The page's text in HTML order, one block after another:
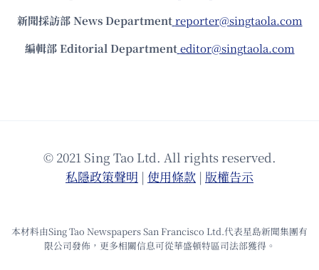
新聞採訪部 News Department reporter@singtaola.com
編輯部 Editorial Department editor@singtaola.com
© 2021 Sing Tao Ltd. All rights reserved.
私隱政策聲明 | 使⽤條款 | 版權告⽰
本材料由Sing Tao Newspapers San Francisco Ltd.代表星島新聞集團有
限公司發佈，更多相關信息可從華盛頓特區司法部獲得。